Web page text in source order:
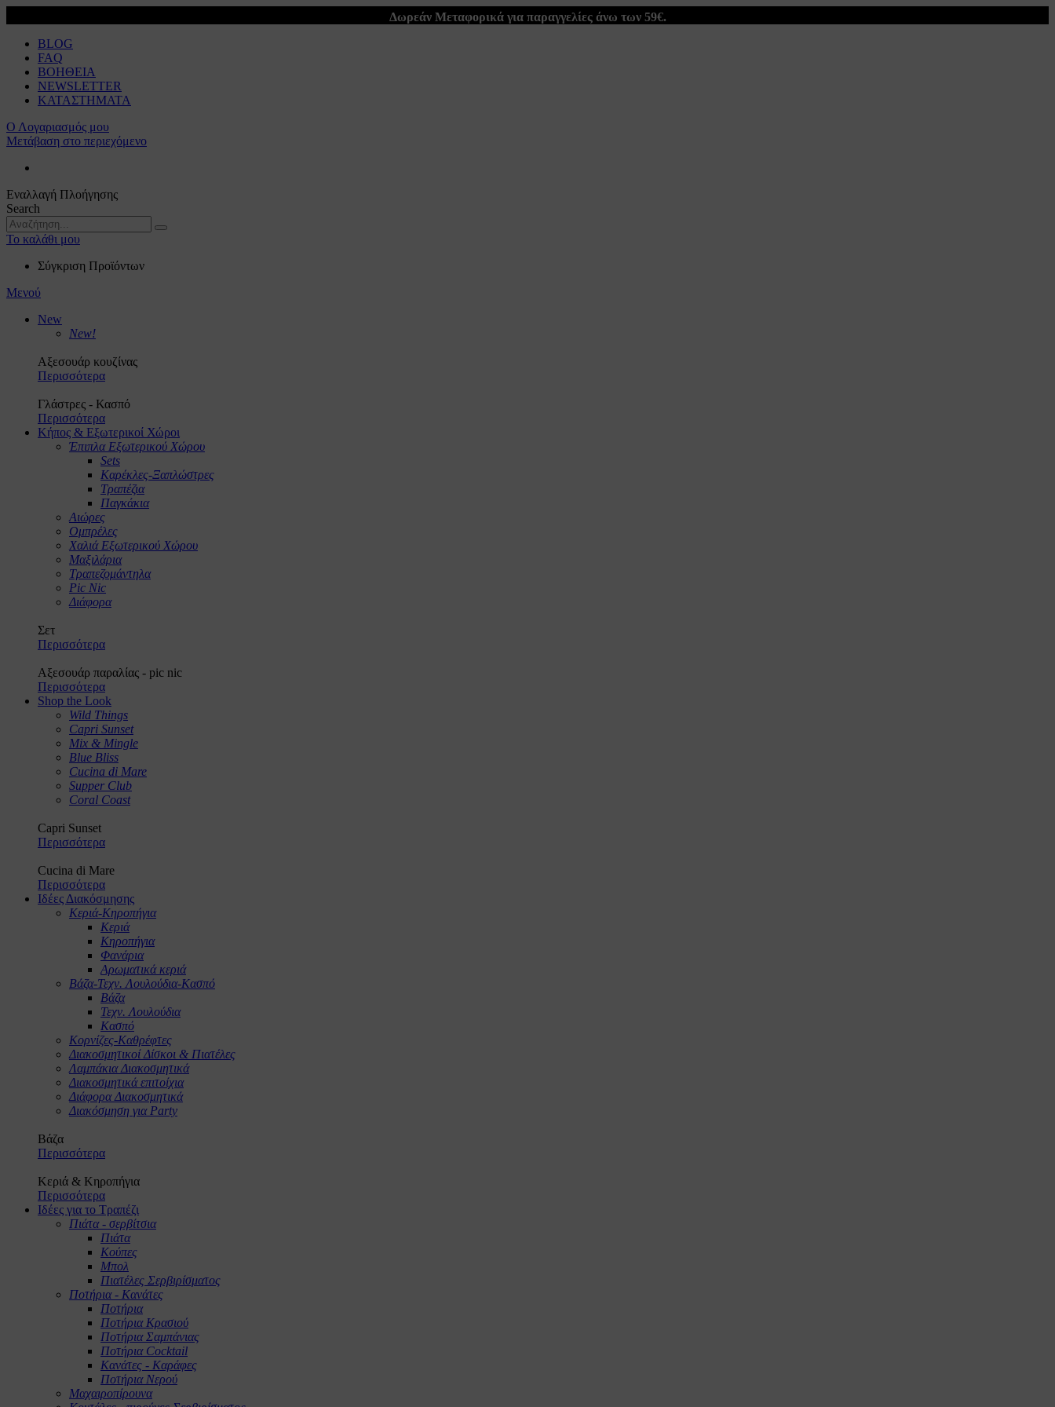
Δωρεάν Μεταφορικά για παραγγελίες άνω των 59€.
BLOG
FAQ
ΒΟΗΘΕΙΑ
NEWSLETTER
ΚΑΤΑΣΤΗΜΑΤΑ
Ο Λογαριασμός μου
Μετάβαση στο περιεχόμενο
Εναλλαγή Πλοήγησης
Search
Το καλάθι μου
Σύγκριση Προϊόντων
Μενού
New
New!
Αξεσουάρ κουζίνας
Περισσότερα
Γλάστρες - Κασπό
Περισσότερα
Κήπος & Εξωτερικοί Χώροι
Έπιπλα Εξωτερικού Χώρου
Sets
Καρέκλες-Ξαπλώστρες
Τραπέζια
Παγκάκια
Αιώρες
Ομπρέλες
Χαλιά Εξωτερικού Χώρου
Μαξιλάρια
Τραπεζομάντηλα
Pic Nic
Διάφορα
Σετ
Περισσότερα
Αξεσουάρ παραλίας - pic nic
Περισσότερα
Shop the Look
Wild Things
Capri Sunset
Mix & Mingle
Blue Bliss
Cucina di Mare
Supper Club
Coral Coast
Capri Sunset
Περισσότερα
Cucina di Mare
Περισσότερα
Ιδέες Διακόσμησης
Κεριά-Κηροπήγια
Κεριά
Κηροπήγια
Φανάρια
Αρωματικά κεριά
Βάζα-Τεχν. Λουλούδια-Κασπό
Βάζα
Τεχν. Λουλούδια
Κασπό
Κορνίζες-Καθρέφτες
Διακοσμητικοί Δίσκοι & Πιατέλες
Λαμπάκια Διακοσμητικά
Διακοσμητικά επιτοίχια
Διάφορα Διακοσμητικά
Διακόσμηση για Party
Βάζα
Περισσότερα
Κεριά & Κηροπήγια
Περισσότερα
Ιδέες για το Τραπέζι
Πιάτα - σερβίτσια
Πιάτα
Κούπες
Μπολ
Πιατέλες Σερβιρίσματος
Ποτήρια - Κανάτες
Ποτήρια
Ποτήρια Κρασιού
Ποτήρια Σαμπάνιας
Ποτήρια Cocktail
Κανάτες - Καράφες
Ποτήρια Νερού
Μαχαιροπίρουνα